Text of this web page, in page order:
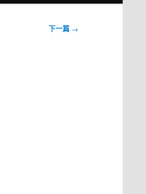
下一篇 →